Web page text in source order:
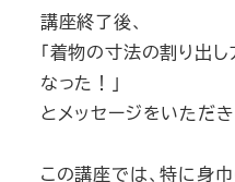
講座終了後、
「着物の寸法の割り出
なった！」
とメッセージをいただき
この講座では、特に身